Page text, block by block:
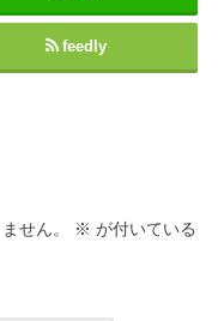
feedly
せん。 ※ が付いている